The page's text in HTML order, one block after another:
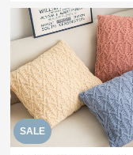
SALE